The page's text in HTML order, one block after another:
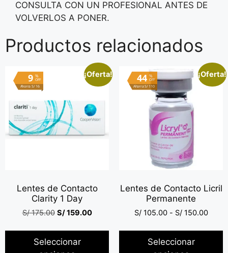
CONSULTA CON UN PROFESIONAL ANTES DE
VOLVERLOS A PONER.
Productos relacionados
¡Oferta!
%
OFF
9
Ahorra S/ 16
Lentes de Contacto
Clarity 1 Day
S/175.00 S/159.00
Seleccionar
¡Oferta!
%
OFF
44
Ahorra S/ 110
Lentes de Contacto Licril
Permanente
S/105.00 - S/150.00
Seleccionar